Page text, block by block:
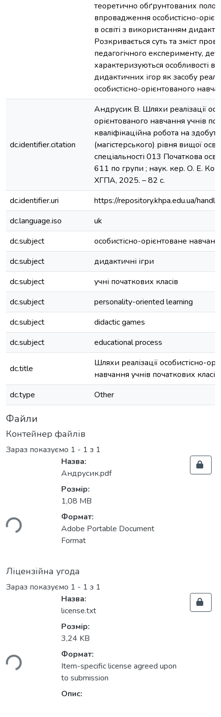
теоретично обґрунтованих
впровадження особистісно-
в освіті з використанням
Розкривається суть та зміст
педагогічного експерименту,
характеризуються особливості
дидактичних ігор як засобу
особистісно-орієнтованого
dc.identifier.citation
Андрусик В. Шляхи реалізації
орієнтованого навчання учнів
кваліфікаційна робота на
(магістерського) рівня вищої
спеціальності 013 Початкова
611 по групи ; наук. кер. О. Е.
ХГПА, 2025. – 82 с.
dc.identifier.uri
https://repository.khpa.edu.ua/
dc.language.iso
uk
dc.subject
особистісно-орієнтоване
dc.subject
дидактичні ігри
dc.subject
учні початкових класів
dc.subject
personality-oriented learning
dc.subject
didactic games
dc.subject
educational process
dc.title
Шляхи реалізації особистісно-
навчання учнів початкових класів
dc.type
Other
Файли
Контейнер файлів
Зараз показуємо 1 - 1 з 1
Назва:
Андрусик.pdf
Розмір:
1,08 MB
Формат:
Adobe Portable Document
Format
Ліцензійна угода
Зараз показуємо 1 - 1 з 1
Назва:
license.txt
Розмір:
3,24 KB
Формат:
Item-specific license agreed upon
to submission
Опис: